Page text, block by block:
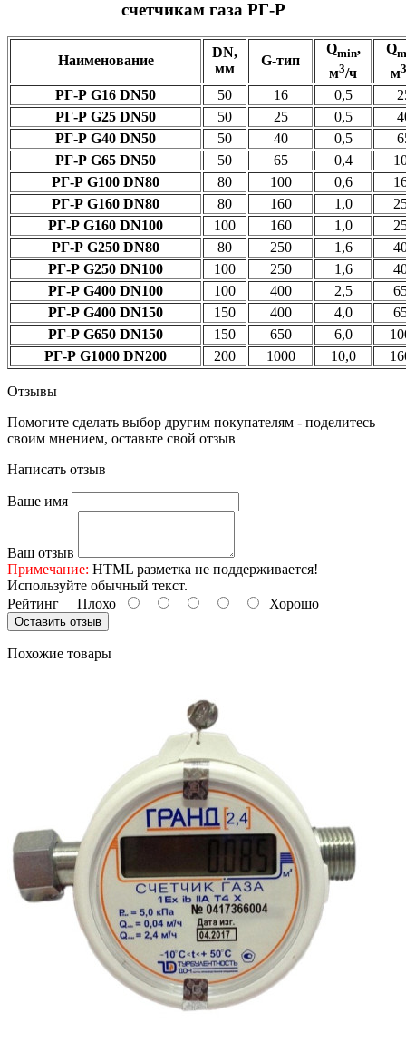
счетчикам газа РГ-Р
Наименование
DN,
мм
G-тип
Qmin,
м3/ч
Q
м3
РГ-Р G16 DN50 50 16 0,5
РГ-Р G25 DN50
50 25 0,5
РГ-Р G40 DN50
50 40 0,5
РГ-Р G65 DN50
50 65 0,4
РГ-Р G100 DN80
80 100 0,6
РГ-Р G160 DN80
80 160 1,0
РГ-Р G160 DN100
100 160 1,0
РГ-Р G250 DN80
80 250 1,6
РГ-Р G250 DN100
100 250 1,6
РГ-Р G400 DN100
100 400 2,5
РГ-Р G400 DN150
150 400 4,0
РГ-Р G650 DN150
150 650 6,0
РГ-Р G1000 DN200
200 1000 10,0
Отзывы
Помогите сделать выбор другим покупателям - поделитесь
своим мнением, оставьте свой отзыв
Написать отзыв
Ваше имя
Ваш отзыв
Примечание: HTML разметка не поддерживается!
Используйте обычный текст.
Рейтинг Плохо Хорошо
Оставить отзыв
Похожие товары